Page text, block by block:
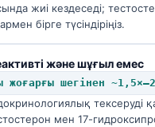
жиі кездеседі;
бірге түсіндіріңіз.
және шұғыл емес
жоғарғы шегінен
тексеруді
мен 17-
теле